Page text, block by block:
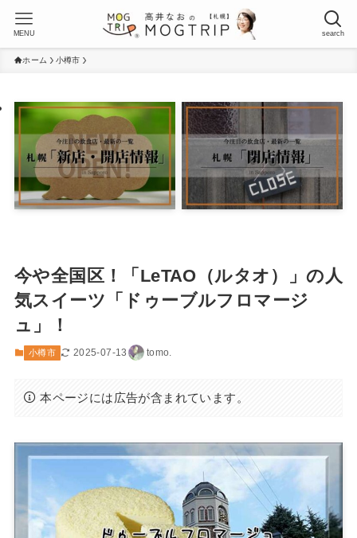
search
MENU
ホーム 小樽市
今や全国区！「LeTAO（ルタオ）」の人
気スイーツ「ドゥーブルフロマージ
ュ」！
小樽市 2025-07-13 tomo.
本ページには広告が含まれています。